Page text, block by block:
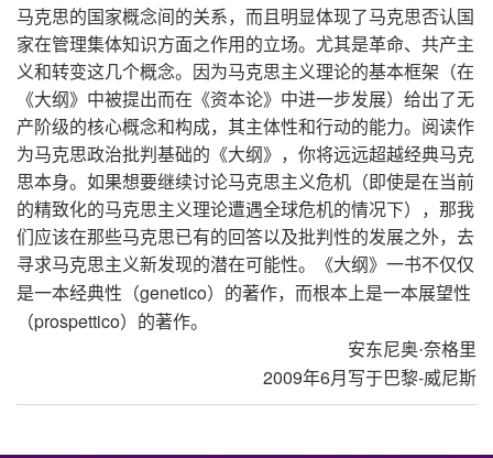
马克思的国家概念间的关系，而且明显体现了马克思否认国
家在管理集体知识方面之作用的立场。尤其是革命、共产主
义和转变这几个概念。因为马克思主义理论的基本框架（在
《大纲》中被提出而在《资本论》中进一步发展）给出了无
产阶级的核心概念和构成，其主体性和行动的能力。阅读作
为马克思政治批判基础的《大纲》，你将远远超越经典马克
思本身。如果想要继续讨论马克思主义危机（即使是在当前
的精致化的马克思主义理论遭遇全球危机的情况下），那我
们应该在那些马克思已有的回答以及批判性的发展之外，去
寻求马克思主义新发现的潜在可能性。《大纲》一书不仅仅
是一本经典性（genetico）的著作，而根本上是一本展望性
（prospettico）的著作。
安东尼奥·奈格里
2009年6月写于巴黎-威尼斯